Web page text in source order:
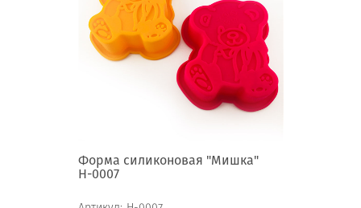
Форма силиконовая "Мишка"
Н-0007